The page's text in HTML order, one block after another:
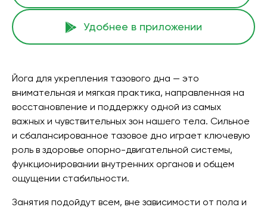
Удобнее в приложении
Йога для укрепления тазового дна — это
внимательная и мягкая практика, направленная на
восстановление и поддержку одной из самых
важных и чувствительных зон нашего тела. Сильное
и сбалансированное тазовое дно играет ключевую
роль в здоровье опорно-двигательной системы,
функционировании внутренних органов и общем
ощущении стабильности.
Занятия подойдут всем, вне зависимости от пола и